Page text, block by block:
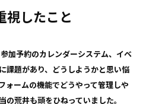
視したこと
加予約のカレンダーシステム、イベ
課題があり、どうしようかと思い悩
ォームの機能でどうやって管理しや
荒井も頭をひねっていました。